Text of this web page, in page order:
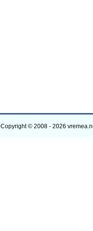
Copyright © 2008 - 2026